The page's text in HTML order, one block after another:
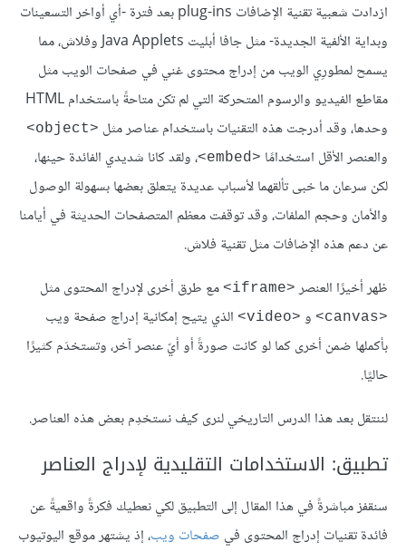
ازدادت شعبية تقنية الإضافات plug-ins بعد فترة -أي أواخر التسعينات
وبداية الألفية الجديدة- مثل جافا أبليت Java Applets وفلاش، مما
يسمح لمطورِي الويب من إدراج محتوى غني في صفحات الويب مثل
مقاطع الفيديو والرسوم المتحركة التي لم تكن متاحةً باستخدام HTML
وحدها، وقد أدرجت هذه التقنيات باستخدام عناصر مثل <object>
والعنصر الأقل استخدامًا <embed>
، ولقد كانا شديدي الفائدة حينها،
لكن سرعان ما خبى تألقهما لأسباب عديدة يتعلق بعضها بسهولة الوصول
والأمان وحجم الملفات، وقد توقفت معظم المتصفحات الحديثة في أيامنا
عن دعم هذه الإضافات مثل تقنية فلاش.
ظهر أخيرًا العنصر <iframe> مع طرق أخرى لإدراج المحتوى مثل
<canvas> و <video>
الذي يتيح إمكانية إدراج صفحة ويب
بأكملها ضمن أخرى كما لو كانت صورةً أو أيّ عنصر آخر، وتستخدَم كثيرًا
حاليًا.
لننتقل بعد هذا الدرس التاريخي لنرى كيف نستخدِم بعض هذه العناصر.
تطبيق: الاستخدامات التقليدية لإدراج العناصر
سنقفز مباشرةً في هذا المقال إلى التطبيق لكي نعطيك فكرةً واقعيةً عن
فائدة تقنيات إدراج المحتوى في صفحات ويب، إذ يشتهر موقع اليوتيوب